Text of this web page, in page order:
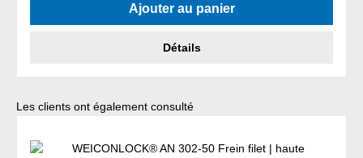
Ajouter au panier
Détails
Ignorer la galerie de produits
Les clients ont également consulté